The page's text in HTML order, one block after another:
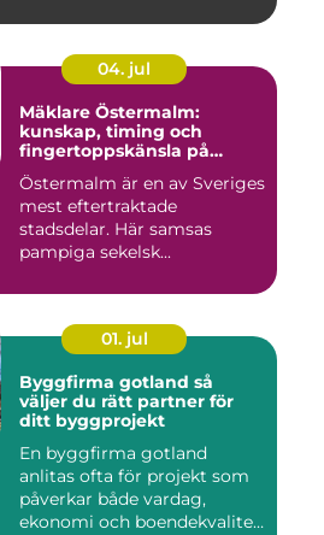
04. jul
Mäklare Östermalm:
kunskap, timing och
fingertoppskänsla på
stockholms mest klassiska
adress
Östermalm är en av Sveriges
mest eftertraktade
stadsdelar. Här samsas
pampiga sekelsk...
01. jul
Byggfirma gotland så
väljer du rätt partner för
ditt byggprojekt
En byggfirma gotland
anlitas ofta för projekt som
påverkar både vardag,
ekonomi och boendekvalitet